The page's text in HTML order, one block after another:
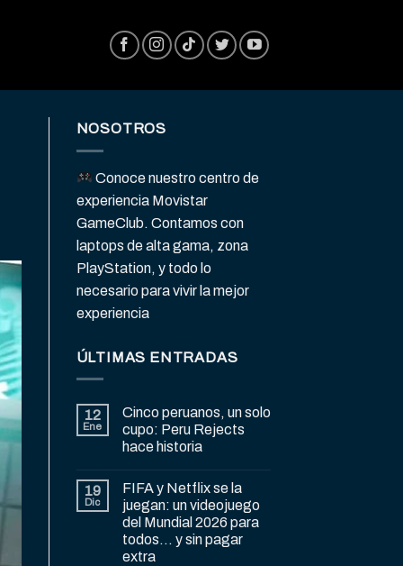
NOSOTROS
Conoce nuestro centro de
experiencia Movistar
GameClub. Contamos con
laptops de alta gama, zona
PlayStation, y todo lo
necesario para vivir la mejor
experiencia
ÚLTIMAS ENTRADAS
12
Ene
Cinco peruanos, un solo
cupo: Peru Rejects
hace historia
19
Dic
FIFA y Netflix se la
juegan: un videojuego
del Mundial 2026 para
todos… y sin pagar
extra